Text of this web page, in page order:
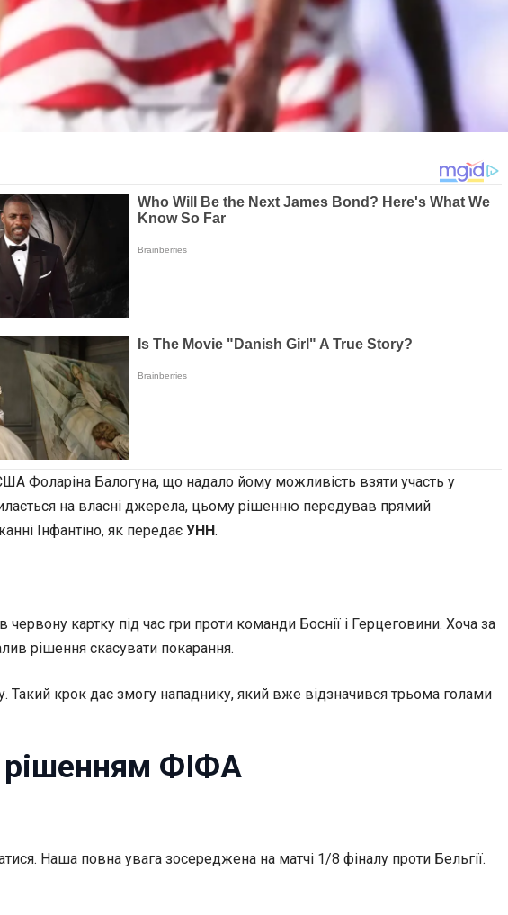
Фоларіна Балогуна, що надало йому можливість взяти участь у
на власні джерела, цьому рішенню передував прямий
Інфантіно, як передає УНН.
картку під час гри проти команди Боснії і Герцеговини. Хоча за
рішення скасувати покарання.
Такий крок дає змогу нападнику, який вже відзначився трьома голами
рішенням ФІФА
Наша повна увага зосереджена на матчі 1/8 фіналу проти Бельгії.